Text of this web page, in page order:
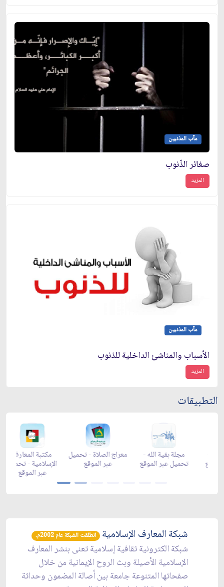
مآب المذنبين
صغائر الذّنوب
المزيد
مآب المذنبين
الأسباب والمناشئ الداخلية للذنوب
المزيد
التطبيقات
مجلة بقية
تحميل عبر
زاد شهر رمضان -
تحميل عبر الموقع
زاد شهر رمضان -
appstore
رمضان -
شبكة المعارف الإسلامية انطلقت الشبكة عام 2002م.
شبكة الكترونية ثقافية إسلامية تعنى بنشر المعارف
الإسلامية الأصيلة وبث الروح الإيمانية من خلال
صفحاتها المتنوعة جامعة بين أصالة المضمون وحداثة